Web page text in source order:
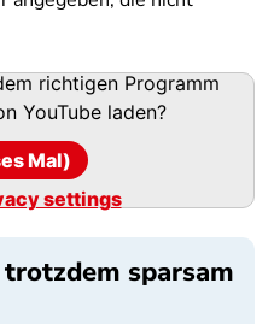
richtigen Programm
YouTube laden?
Mal)
settings
sparsam